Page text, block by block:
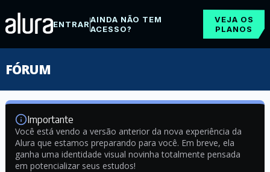
ENTRARAINDA NÃO TEM
ACESSO?
VEJA OS
PLANOS
FÓRUM
Importante
Você está vendo a versão anterior da nova experiência da
Alura que estamos preparando para você. Em breve, ela
ganha uma identidade visual novinha totalmente pensada
em potencializar seus estudos!